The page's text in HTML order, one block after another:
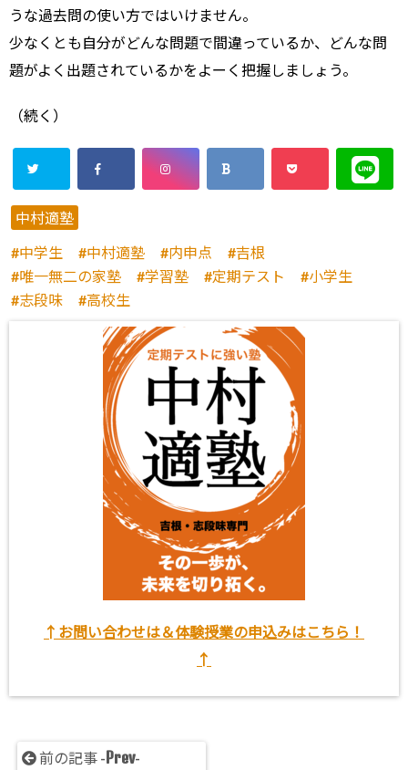
うな過去問の使い方ではいけません。
少なくとも自分がどんな問題で間違っているか、どんな問
題がよく出題されているかをよーく把握しましょう。
（続く）
中村適塾
中学生
中村適塾 内申点
吉根
唯一無二の家塾
学習塾 定期テスト
小学生
志段味
高校生
↑お問い合わせは＆体験授業の申込みはこちら！
↑
前の記事 -Prev-